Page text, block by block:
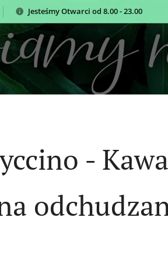
JesteśmyOtwarci od 8.00 - 23.00
-